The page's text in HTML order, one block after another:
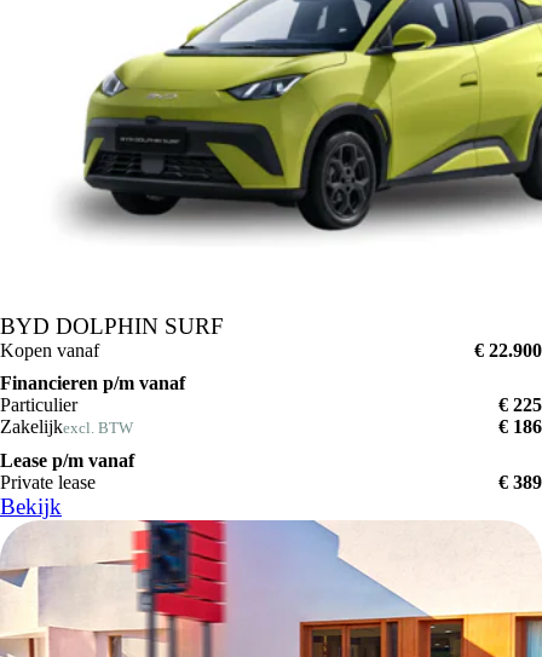
BYD DOLPHIN SURF
Kopen vanaf
€ 22.900
Financieren p/m vanaf
Particulier
€ 225
Zakelijkexcl. BTW
€ 186
Lease p/m vanaf
Private lease
€ 389
Bekijk